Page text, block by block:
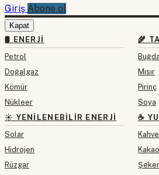
Giriş Abone ol
Kapat
🛢 ENERJI
Petrol
Doğalgaz
Kömür
Nükleer
☀️ YENILENEBILIR ENERJI
Solar
Hidrojen
Rüzgar
🌾
Mısır
Pirinç
Soya
☕
Kahve
Kakao
Şeker